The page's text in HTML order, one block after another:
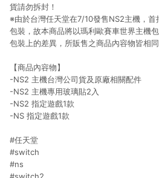
貨請勿拆封！
※由於台灣任天堂在7/10發售NS2主機，
包裝，故本商品將以瑪利歐賽車世界主機
包裝上的差異，所販售之商品內容物皆相同
【商品內容物】
-NS2 主機台灣公司貨及原廠相關配件
-NS2 主機專用玻璃貼2入
-NS2 指定遊戲1款
-NS 指定遊戲1款
#任天堂
#switch
#ns